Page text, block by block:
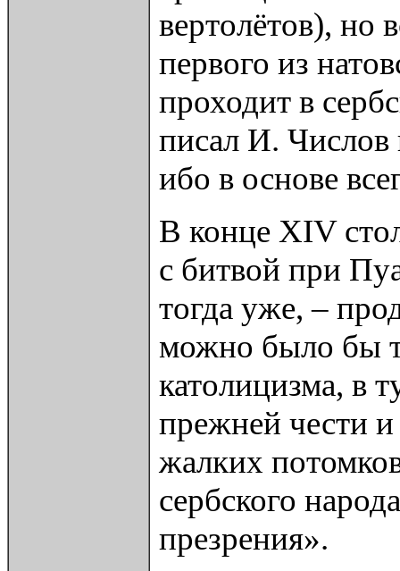
вертолётов), но
первого из
проходит в
писал И. Числов
ибо в основе
В конце ХIV
с битвой при
тогда уже, –
можно было бы
католицизма, в
прежней чести
жалких
сербского
презрения».